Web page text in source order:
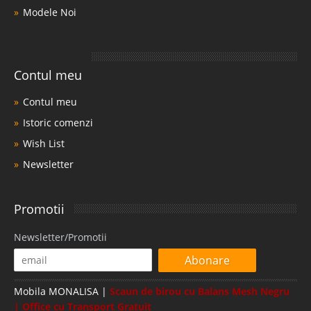
Modele Noi
Contul meu
Contul meu
Istoric comenzi
Wish List
Newsletter
Promotii
Newsletter/Promotii
Abonare
Mobila MONALISA | Scaun de birou cu Balans Mesh Negru
| Office cu Transport Gratuit